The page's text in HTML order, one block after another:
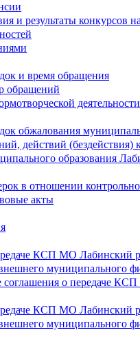
и результаты конкурсов
и время обращения
обращений
деятельности
обжалования
действий (бездействия)
образования
в отношении
акты
КСП МО Лабинский
муниципального
соглашения о передаче
КСП МО Лабинский
муниципального